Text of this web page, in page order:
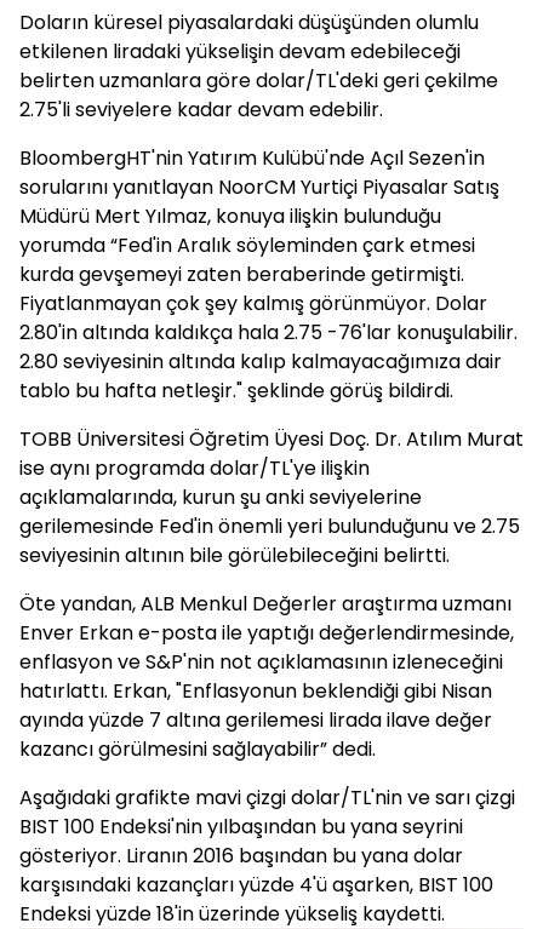
Doların küresel piyasalardaki düşüşünden olumlu
etkilenen liradaki yükselişin devam edebileceği
belirten uzmanlara göre dolar/TL'deki geri çekilme
2.75'li seviyelere kadar devam edebilir.
BloombergHT'nin Yatırım Kulübü'nde Açıl Sezen'in
sorularını yanıtlayan NoorCM Yurtiçi Piyasalar Satış
Müdürü Mert Yılmaz, konuya ilişkin bulunduğu
yorumda “Fed'in Aralık söyleminden çark etmesi
kurda gevşemeyi zaten beraberinde getirmişti.
Fiyatlanmayan çok şey kalmış görünmüyor. Dolar
2.80'in altında kaldıkça hala 2.75 -76'lar konuşulabilir.
2.80 seviyesinin altında kalıp kalmayacağımıza dair
tablo bu hafta netleşir." şeklinde görüş bildirdi.
TOBB Üniversitesi Öğretim Üyesi Doç. Dr. Atılım Murat
ise aynı programda dolar/TL'ye ilişkin
açıklamalarında, kurun şu anki seviyelerine
gerilemesinde Fed'in önemli yeri bulunduğunu ve 2.75
seviyesinin altının bile görülebileceğini belirtti.
Öte yandan, ALB Menkul Değerler araştırma uzmanı
Enver Erkan e-posta ile yaptığı değerlendirmesinde,
enflasyon ve S&P'nin not açıklamasının izleneceğini
hatırlattı. Erkan, "Enflasyonun beklendiği gibi Nisan
ayında yüzde 7 altına gerilemesi lirada ilave değer
kazancı görülmesini sağlayabilir” dedi.
Aşağıdaki grafikte mavi çizgi dolar/TL'nin ve sarı çizgi
BIST 100 Endeksi'nin yılbaşından bu yana seyrini
gösteriyor. Liranın 2016 başından bu yana dolar
karşısındaki kazançları yüzde 4'ü aşarken, BIST 100
Endeksi yüzde 18'in üzerinde yükseliş kaydetti.